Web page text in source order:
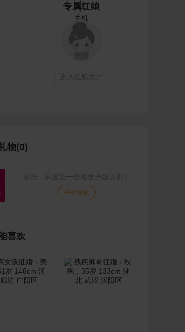
专属红娘
进入红娘大厅
物(0)
缘分，从送第一份礼物开始认识！
开始送礼
喜欢